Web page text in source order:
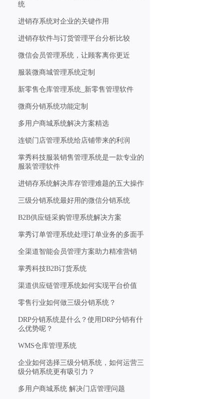
统
进销存系统对企业的关键作用
进销存软件与订货管理平台分析比较
微信会员管理系统，让顾客离你更近
服装微商城管理系统定制
新零售仓库管理系统_新零售管理软件
微商分销系统功能定制
多用户商城系统解决方案精选
连锁门店管理系统给店铺带来的利润
掌秀科技服装销售管理系统是一款专业的
服装管理软件
进销存系统解决库存管理难题的五大操作
三级分销系统最好用的微信分销系统
B2B供应链采购管理系统解决方案
掌秀订单管理系统处理订单业务的多面手
全渠道智能会员管理方案助力精准营销
掌秀科技B2B订货系统
渠道供应链管理系统如何实现平台价值
零售行业如何做三级分销系统？
DRP分销系统是什么？使用DRP分销有什
么优势呢？
WMS仓库管理系统
企业如何选择三级分销系统，如何运营三
级分销系统更有吸引力？
多用户商城系统 解决门店管理问题